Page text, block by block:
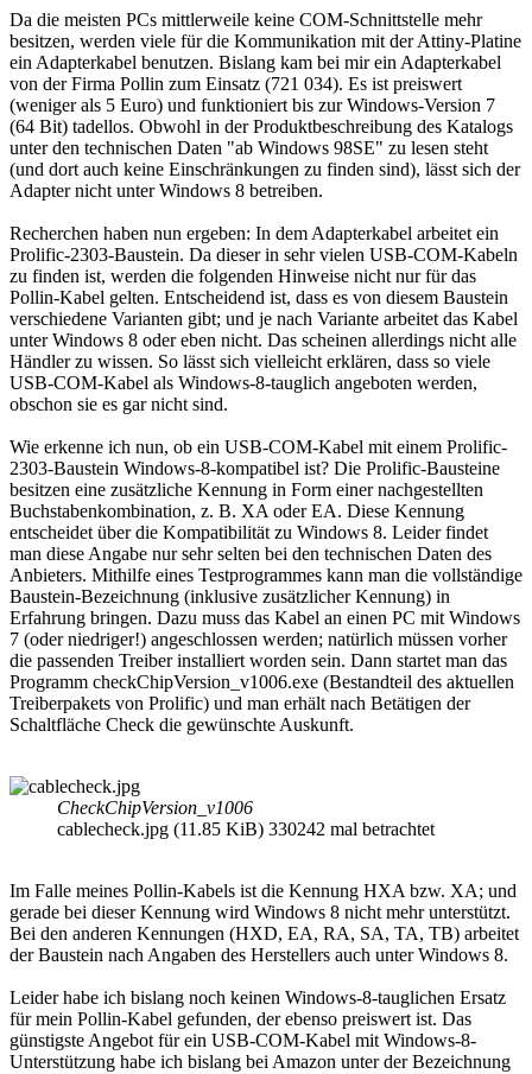
Da die meisten PCs mittlerweile keine COM-Schnittstelle mehr
besitzen, werden viele für die Kommunikation mit der Attiny-Platine
ein Adapterkabel benutzen. Bislang kam bei mir ein Adapterkabel
von der Firma Pollin zum Einsatz (721 034). Es ist preiswert
(weniger als 5 Euro) und funktioniert bis zur Windows-Version 7
(64 Bit) tadellos. Obwohl in der Produktbeschreibung des Katalogs
unter den technischen Daten "ab Windows 98SE" zu lesen steht
(und dort auch keine Einschränkungen zu finden sind), lässt sich der
Adapter nicht unter Windows 8 betreiben.
Recherchen haben nun ergeben: In dem Adapterkabel arbeitet ein
Prolific-2303-Baustein. Da dieser in sehr vielen USB-COM-Kabeln
zu finden ist, werden die folgenden Hinweise nicht nur für das
Pollin-Kabel gelten. Entscheidend ist, dass es von diesem Baustein
verschiedene Varianten gibt; und je nach Variante arbeitet das Kabel
unter Windows 8 oder eben nicht. Das scheinen allerdings nicht alle
Händler zu wissen. So lässt sich vielleicht erklären, dass so viele
USB-COM-Kabel als Windows-8-tauglich angeboten werden,
obschon sie es gar nicht sind.
Wie erkenne ich nun, ob ein USB-COM-Kabel mit einem Prolific-
2303-Baustein Windows-8-kompatibel ist? Die Prolific-Bausteine
besitzen eine zusätzliche Kennung in Form einer nachgestellten
Buchstabenkombination, z. B. XA oder EA. Diese Kennung
entscheidet über die Kompatibilität zu Windows 8. Leider findet
man diese Angabe nur sehr selten bei den technischen Daten des
Anbieters. Mithilfe eines Testprogrammes kann man die vollständige
Baustein-Bezeichnung (inklusive zusätzlicher Kennung) in
Erfahrung bringen. Dazu muss das Kabel an einen PC mit Windows
7 (oder niedriger!) angeschlossen werden; natürlich müssen vorher
die passenden Treiber installiert worden sein. Dann startet man das
Programm checkChipVersion_v1006.exe (Bestandteil des aktuellen
Treiberpakets von Prolific) und man erhält nach Betätigen der
Schaltfläche Check die gewünschte Auskunft.
CheckChipVersion_v1006
cablecheck.jpg (11.85 KiB) 330242 mal betrachtet
Im Falle meines Pollin-Kabels ist die Kennung HXA bzw. XA; und
gerade bei dieser Kennung wird Windows 8 nicht mehr unterstützt.
Bei den anderen Kennungen (HXD, EA, RA, SA, TA, TB) arbeitet
der Baustein nach Angaben des Herstellers auch unter Windows 8.
Leider habe ich bislang noch keinen Windows-8-tauglichen Ersatz
für mein Pollin-Kabel gefunden, der ebenso preiswert ist. Das
günstigste Angebot für ein USB-COM-Kabel mit Windows-8-
Unterstützung habe ich bislang bei Amazon unter der Bezeichnung